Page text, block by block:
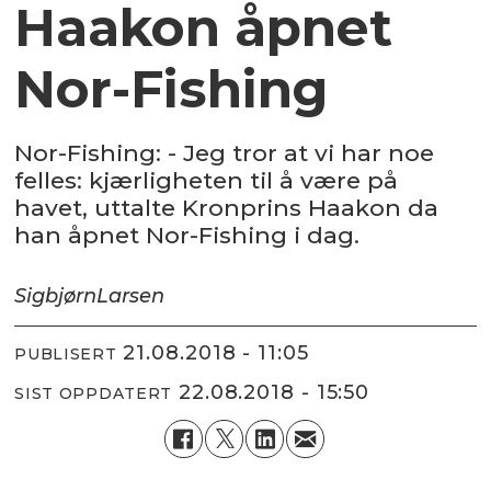
Haakon åpnet
Nor-Fishing
Nor-Fishing: - Jeg tror at vi har noe
felles: kjærligheten til å være på
havet, uttalte Kronprins Haakon da
han åpnet Nor-Fishing i dag.
SigbjørnLarsen
PUBLISERT 21.08.2018 - 11:05
SIST OPPDATERT 22.08.2018 - 15:50